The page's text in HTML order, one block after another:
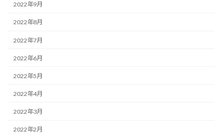
2022年9月
2022年8月
2022年7月
2022年6月
2022年5月
2022年4月
2022年3月
2022年2月